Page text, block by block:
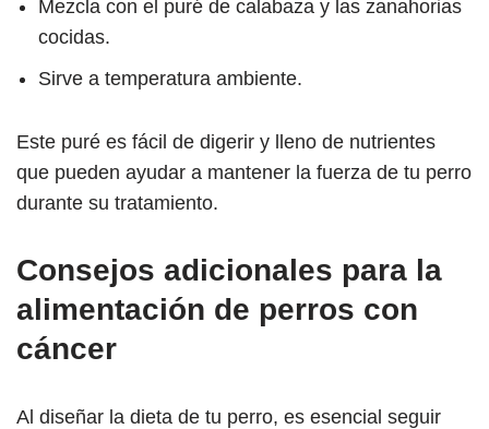
Mezcla con el puré de calabaza y las zanahorias
cocidas.
Sirve a temperatura ambiente.
Este puré es fácil de digerir y lleno de nutrientes
que pueden ayudar a mantener la fuerza de tu perro
durante su tratamiento.
Consejos adicionales para la
alimentación de perros con
cáncer
Al diseñar la dieta de tu perro, es esencial seguir